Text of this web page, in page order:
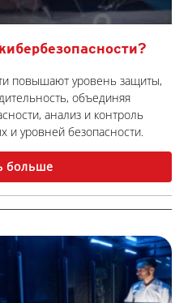
повышают уровень защиты,
объединяя
анализ и контроль
и уровней безопасности.
больше